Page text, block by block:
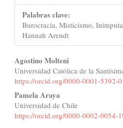
Palabras clave:
Burocracia, Misticismo,
Hannah Arendt
Contenido
principal
del
artículo
Agostino Molteni
Universidad Católica de la
https://orcid.org/0000-0001-5392-
Pamela Araya
Universidad de Chile
https://orcid.org/0000-0002-0054-